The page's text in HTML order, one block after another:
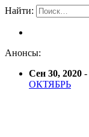
Найти:
Анонсы:
Сен 30, 2020 -
ОКТЯБРЬ